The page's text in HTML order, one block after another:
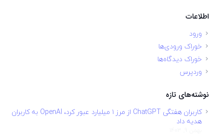
اطلاعات
ورود
خوراک ورودی‌ها
خوراک دیدگاه‌ها
وردپرس
نوشته‌های تازه
کاربران هفتگی ChatGPT از مرز ۱ میلیارد عبور کرد، OpenAI به کاربران
هدیه داد